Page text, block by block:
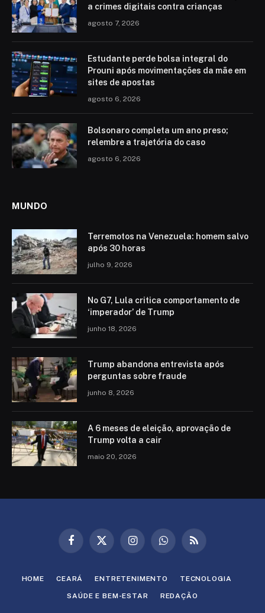
a crimes digitais contra crianças
agosto 7, 2026
Estudante perde bolsa integral do
Prouni após movimentações da mãe em
sites de apostas
agosto 6, 2026
Bolsonaro completa um ano preso;
relembre a trajetória do caso
agosto 6, 2026
MUNDO
Terremotos na Venezuela: homem salvo
após 30 horas
julho 9, 2026
No G7, Lula critica comportamento de
‘imperador’ de Trump
junho 18, 2026
Trump abandona entrevista após
perguntas sobre fraude
junho 8, 2026
A 6 meses de eleição, aprovação de
Trump volta a cair
maio 20, 2026
Facebook
X
InstagramWhatsAppRSS
HOME CEARÁ ENTRETENIMENTO TECNOLOGIA
SAÚDE E BEM-ESTAR REDAÇÃO